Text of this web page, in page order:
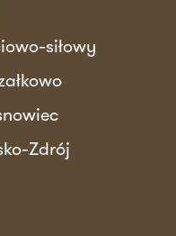
siłowy
Zdrój